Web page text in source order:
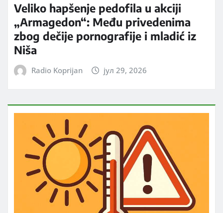
Veliko hapšenje pedofila u akciji
„Armagedon“: Među privedenima
zbog dečije pornografije i mladić iz
Niša
Radio Koprijan јул 29, 2026